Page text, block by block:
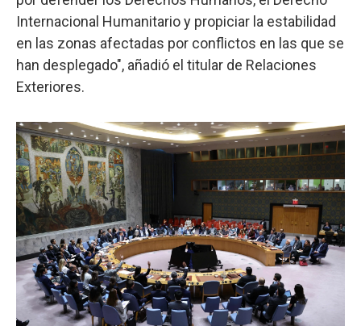
Internacional Humanitario y propiciar la estabilidad
en las zonas afectadas por conflictos en las que se
han desplegado", añadió el titular de Relaciones
Exteriores.